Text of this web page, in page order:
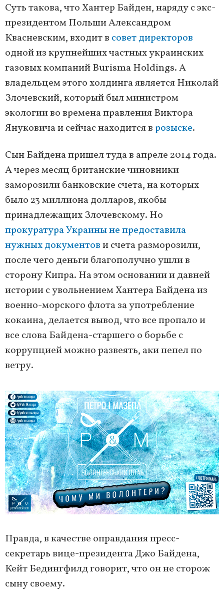
Суть такова, что Хантер Байден, наряду с экс-
президентом Польши Александром
Квасневским, входит в совет директоров
одной из крупнейших частных украинских
газовых компаний Burisma Holdings. А
владельцем этого холдинга является Николай
Злочевский, который был министром
экологии во времена правления Виктора
Януковича и сейчас находится врозыске.
Сын Байдена пришел туда в апреле 2014 года.
А через месяц британские чиновники
заморозили банковские счета, на которых
было 23 миллиона долларов, якобы
принадлежащих Злочевскому. Но
прокуратура Украины не предоставила
нужных документови счета разморозили,
после чего деньги благополучно ушли в
сторону Кипра. На этом основании и давней
истории с увольнением Хантера Байдена из
военно-морского флота за употребление
кокаина, делается вывод, что все пропало и
все слова Байдена-старшего о борьбе с
коррупцией можно развеять, аки пепел по
ветру.
Правда, в качестве оправдания пресс-
секретарь вице-президента Джо Байдена,
Кейт Бедингфилд говорит, что он не сторож
сыну своему.